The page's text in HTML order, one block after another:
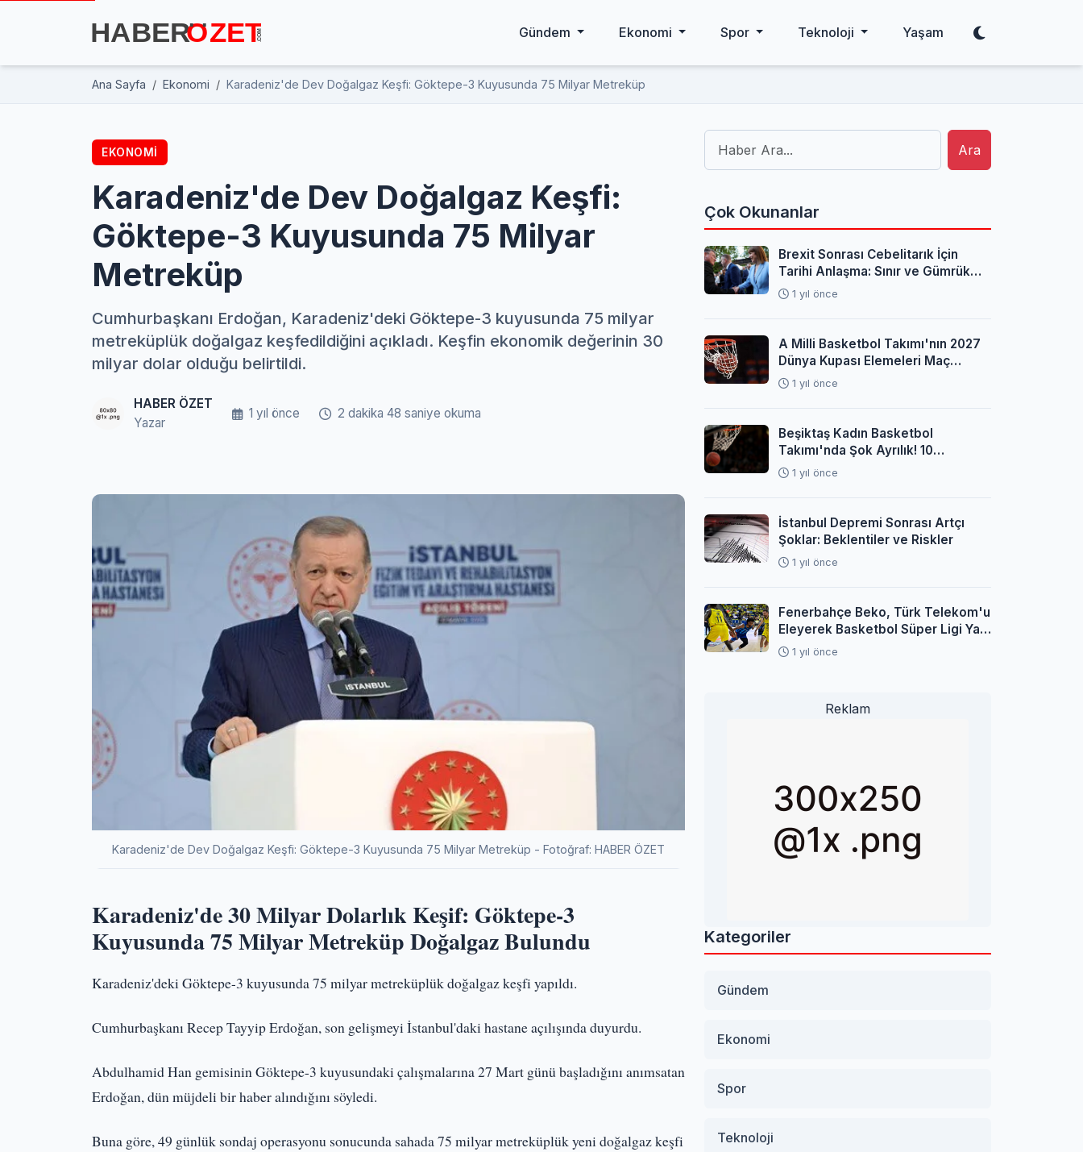
Gündem Ekonomi Spor Teknoloji Yaşam
Ana Sayfa Ekonomi Karadeniz'de Dev Doğalgaz Keşfi: Göktepe-3 Kuyusunda 75 Milyar Metreküp
EKONOMI
Karadeniz'de Dev Doğalgaz Keşfi:
Göktepe-3 Kuyusunda 75 Milyar
Metreküp
Cumhurbaşkanı Erdoğan, Karadeniz'deki Göktepe-3 kuyusunda 75 milyar
metreküplük doğalgaz keşfedildiğini açıkladı. Keşfin ekonomik değerinin 30
milyar dolar olduğu belirtildi.
HABER ÖZET
Yazar
1 yıl önce 2 dakika 48 saniye okuma
Karadeniz'de Dev Doğalgaz Keşfi: Göktepe-3 Kuyusunda 75 Milyar Metreküp - Fotoğraf: HABER ÖZET
Karadeniz'de 30 Milyar Dolarlık Keşif: Göktepe-3
Kuyusunda 75 Milyar Metreküp Doğalgaz Bulundu
Karadeniz'deki Göktepe-3 kuyusunda 75 milyar metreküplük doğalgaz keşfi yapıldı.
Cumhurbaşkanı Recep Tayyip Erdoğan, son gelişmeyi İstanbul'daki hastane açılışında duyurdu.
Abdulhamid Han gemisinin Göktepe-3 kuyusundaki çalışmalarına 27 Mart günü başladığını anımsatan
Erdoğan, dün müjdeli bir haber alındığını söyledi.
Buna göre, 49 günlük sondaj operasyonu sonucunda sahada 75 milyar metreküplük yeni doğalgaz keşfi
Ara
Çok Okunanlar
Brexit Sonrası Cebelitarık İçin
Tarihi Anlaşma: Sınır ve Gümrük
Sorunları Çözüldü
1 yıl önce
A Milli Basketbol Takımı'nın 2027
Dünya Kupası Elemeleri Maç
Programı Açıklandı
1 yıl önce
Beşiktaş Kadın Basketbol
Takımı'nda Şok Ayrılık! 10
Oyuncuyla Yollar Ayrıldı
1 yıl önce
İstanbul Depremi Sonrası Artçı
Şoklar: Beklentiler ve Riskler
1 yıl önce
Fenerbahçe Beko, Türk Telekom'u
Eleyerek Basketbol Süper Ligi Yarı
Finaline Yükseldi
1 yıl önce
Reklam
Kategoriler
Gündem
Ekonomi
Spor
Teknoloji